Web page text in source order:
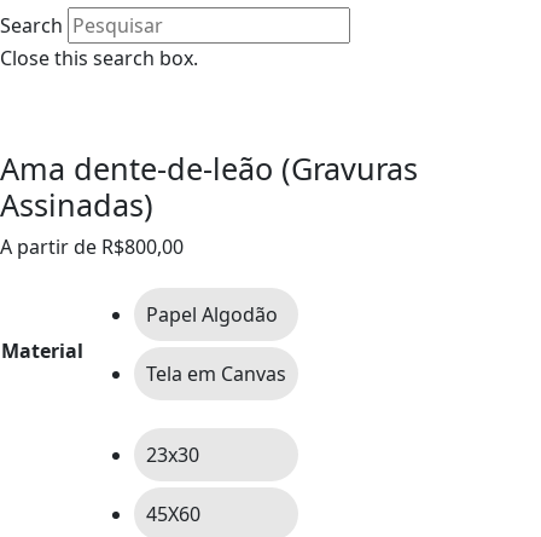
Search
Close this search box.
Ama dente-de-leão (Gravuras
Assinadas)
A partir de R$800,00
Material
Papel Algodão
Tela em Canvas
23x30
45X60